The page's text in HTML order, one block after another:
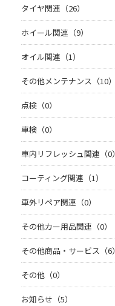
タイヤ関連（26）
ホイール関連（9）
オイル関連（1）
その他メンテナンス（10）
点検（0）
車検（0）
車内リフレッシュ関連（0）
コーティング関連（1）
車外リペア関連（0）
その他カー用品関連（0）
その他商品・サービス（6）
その他（0）
お知らせ（5）